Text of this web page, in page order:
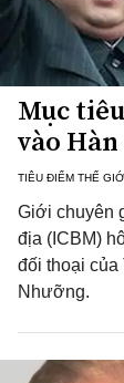
Mục
vào
TIÊU ĐIỂM THẾ
Giới chuyên
địa (ICBM)
đối thoại của
Nhưỡng.